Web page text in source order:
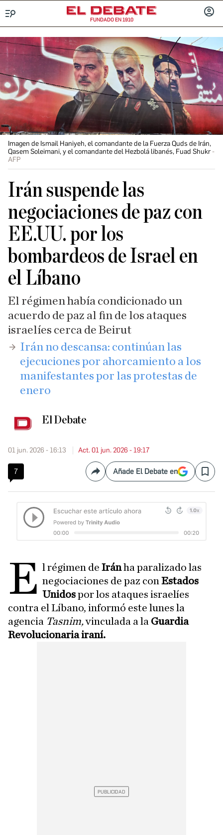
FUNDADO EN 1910
Imagen de Ismail Haniyeh, el comandante de la Fuerza Quds de Irán,
Qasem Soleimani, y el comandante del Hezbolá libanés, Fuad Shukr
AFP
Irán suspende las
negociaciones de paz con
EE.UU. por los
bombardeos de Israel en
el Líbano
El régimen había condicionado un
acuerdo de paz al fin de los ataques
israelíes cerca de Beirut
Irán no descansa: continúan las
ejecuciones por ahorcamiento a los
manifestantes por las protestas de
enero
El Debate
01 jun. 2026 - 16:13 Act. 01 jun. 2026 - 19:17
7 CompartirAñade El Debate en Save
E l régimen deIránha paralizado las
negociaciones de paz con Estados
Unidospor los ataques israelíes
contra el Líbano, informó este lunes la
agencia Tasnim,vinculada a la Guardia
Revolucionaria iraní.